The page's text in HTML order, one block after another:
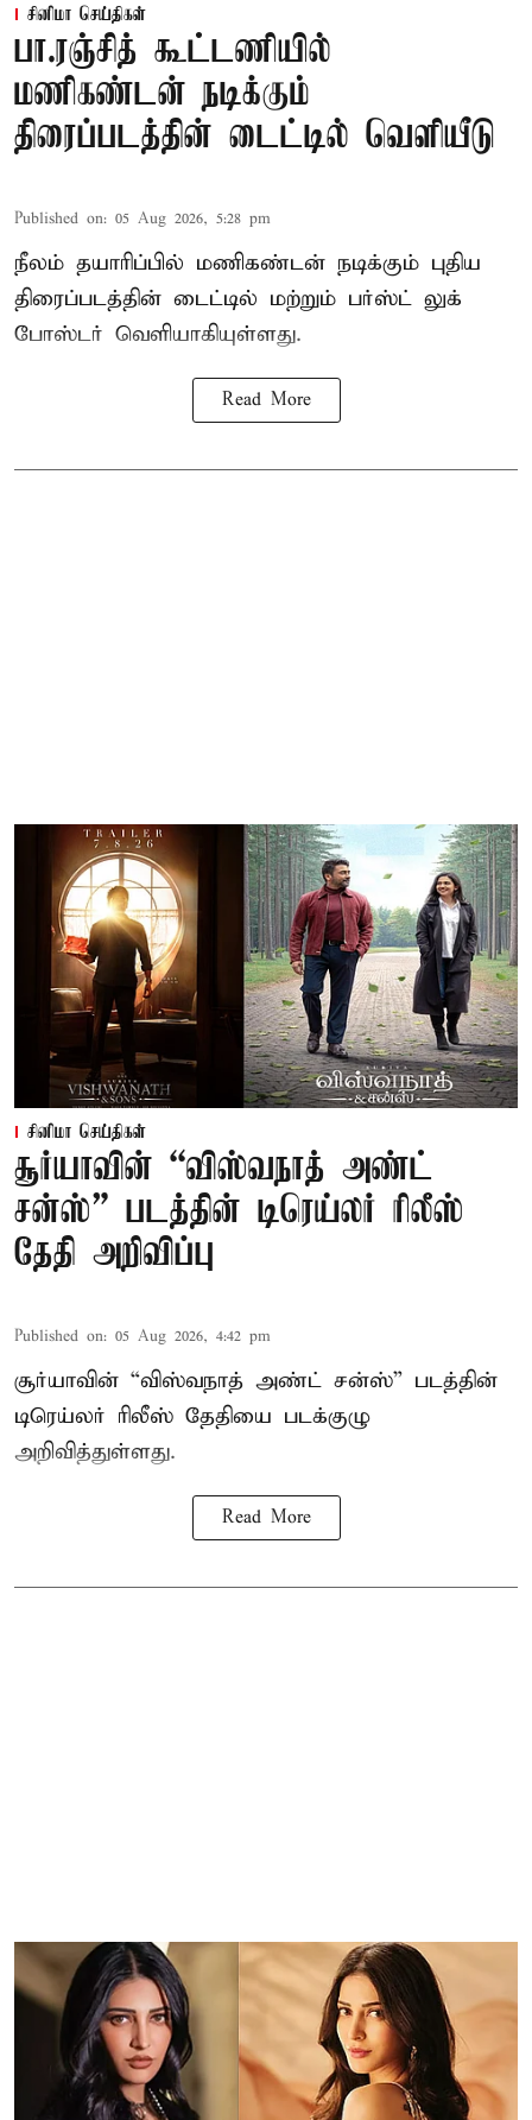
சினிமா செய்திகள்
பா.ரஞ்சித் கூட்டணியில்
மணிகண்டன் நடிக்கும்
திரைப்படத்தின் டைட்டில் வெளியீடு
Published on: 05 Aug 2026, 5:28 pm
நீலம் தயாரிப்பில் மணிகண்டன் நடிக்கும் புதிய
திரைப்படத்தின் டைட்டில் மற்றும் பர்ஸ்ட் லுக்
போஸ்டர் வெளியாகியுள்ளது.
Read More
சினிமா செய்திகள்
சூர்யாவின் “விஸ்வநாத் அண்ட்
சன்ஸ்” படத்தின் டிரெய்லர் ரிலீஸ்
தேதி அறிவிப்பு
Published on: 05 Aug 2026, 4:42 pm
சூர்யாவின் “விஸ்வநாத் அண்ட் சன்ஸ்” படத்தின்
டிரெய்லர் ரிலீஸ் தேதியை படக்குழு
அறிவித்துள்ளது.
Read More